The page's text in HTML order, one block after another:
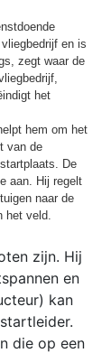
en is
zegt waar de
het
hem om het
van de
De
aan. Hij regelt
naar de
het veld.
zijn. Hij
en
kan
die op een